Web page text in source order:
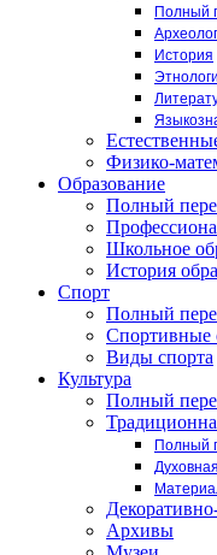
Полный
История
Физико-
Образование
Полный
Школьное
История
Спорт
Полный
Спортивные
Виды спорта
Культура
Полный
Полный
Архивы